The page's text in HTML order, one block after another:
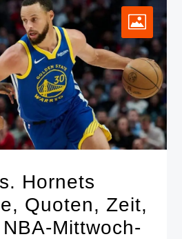
Hornets
Quoten, Zeit,
Mittwoch-